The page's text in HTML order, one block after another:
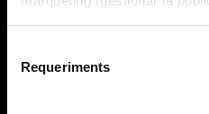
adequant-la en funció dels
consultar laPolítica de
Requeriments